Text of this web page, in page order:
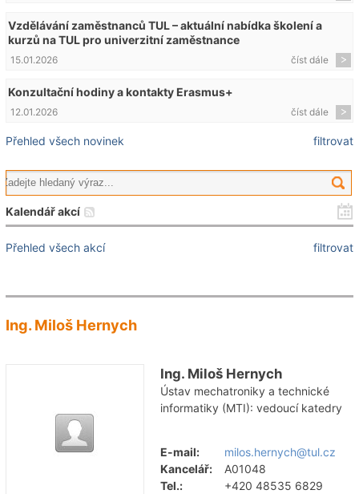
Vzdělávání zaměstnanců TUL – aktuální nabídka školení a
kurzů na TUL pro univerzitní zaměstnance
číst dále
15.01.2026
Konzultační hodiny a kontakty Erasmus+
číst dále
12.01.2026
Přehled všech novinek filtrovat
Kalendář akcí
Přehled všech akcí filtrovat
Ing. Miloš Hernych
Ing. Miloš Hernych
Ústav mechatroniky a technické
informatiky (MTI): vedoucí katedry
E-mail:
milos.hernych@tul.cz
Kancelář:
A01048
Tel.:
+420 48535 6829